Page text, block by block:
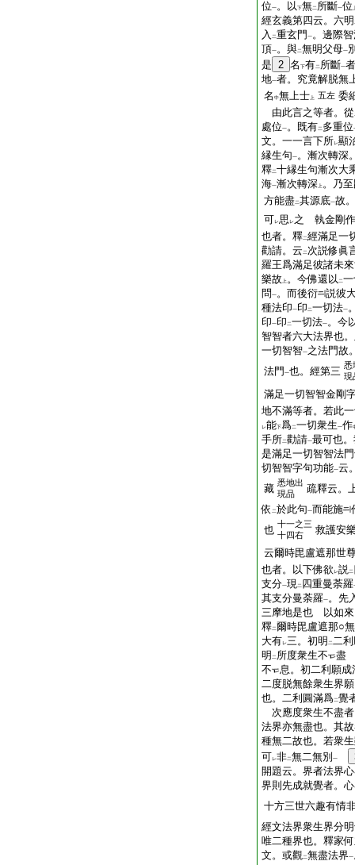
位一。以下無二 所斷一位
經玄義第四云。六明
入 二重玄門 一。邊際
頂一。與二無明父母一
是 2 名 下有二 所斷一
地一者。究竟解脱無
名 中無上士 上 五左 委
由此言之等者。從
處位一。既有二 多重位
文。一一言下所レ顯
縁生句一。漸次轉深
釋二十縁生句漸次大
海一漸次轉深 上 。乃
方能盡二其源底一故
可レ思 レ之 執金剛
也者。釋二經滿足一
勸請。云 二次説修眞
羅王爲滿足彼諸未
樂故
上 。今佛還以 二
問一。而後衍
説彼
種法印一印 二一切法一
印一印 二一切法一。今
智智者六大法界也
一切智智一之法門故
法門 一也。經第三 悉
現
滿足一切智智金剛
地不滿等者。若此
レ能下爲二一切衆生一作
手所二勸請一最可也
是滿足一切智智法
切智智字句功能一云
藏 悉地出
現品
疏釋云。
依 二於此句一而能施
也 十一之三
十四右
救護安
云爾時毘盧遮那世
也者。以下佛欲 レ説二
支分一現二 四重曼荼羅
其支分曼荼羅一。先
三摩地是也 以如來
釋二爾時毘盧遮那○
大有レ三。初明 二二
明 二 所度衆生不
盡
不
息。初二利願
二度脱無餘衆生界
也。二利圓滿爲二覺
次應度衆生不盡
法界亦無盡也。其
種無二故也。若衆
可レ非二無二無別 一
開題云。界者法界
界則先成就覺者。
十方三世六趣有情
經文法界衆生界分
唯二種界也。釋家
文。或觀二無盡法界一